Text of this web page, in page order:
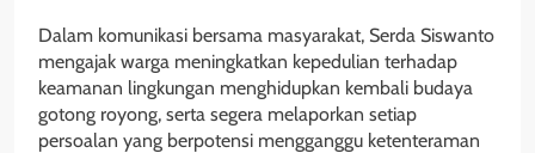
Dalam komunikasi bersama masyarakat, Serda Siswanto
mengajak warga meningkatkan kepedulian terhadap
keamanan lingkungan menghidupkan kembali budaya
gotong royong, serta segera melaporkan setiap
persoalan yang berpotensi mengganggu ketenteraman